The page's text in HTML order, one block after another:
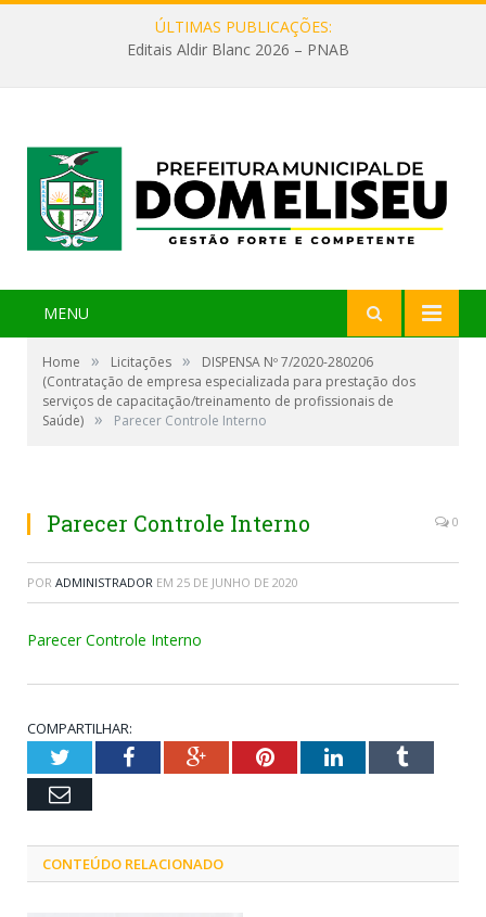
ÚLTIMAS PUBLICAÇÕES:
Editais Aldir Blanc 2026 – PNAB
MENU
Home » Licitações »
DISPENSA Nº 7/2020-280206
(Contratação de empresa especializada para prestação dos
serviços de capacitação/treinamento de profissionais de
Saúde) » Parecer Controle Interno
Parecer Controle Interno 0
POR ADMINISTRADOR EM 25 DE JUNHO DE 2020
Parecer Controle Interno
COMPARTILHAR:
TwitterFacebookGoogle+PinterestLinkedInTumblr
Email
CONTEÚDO RELACIONADO